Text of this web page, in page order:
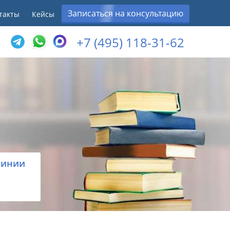
Кейсы Записаться на консультацию
+7 (495) 118-31-62